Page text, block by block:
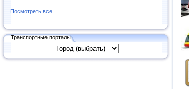
Посмотреть все
Транспортные порталы